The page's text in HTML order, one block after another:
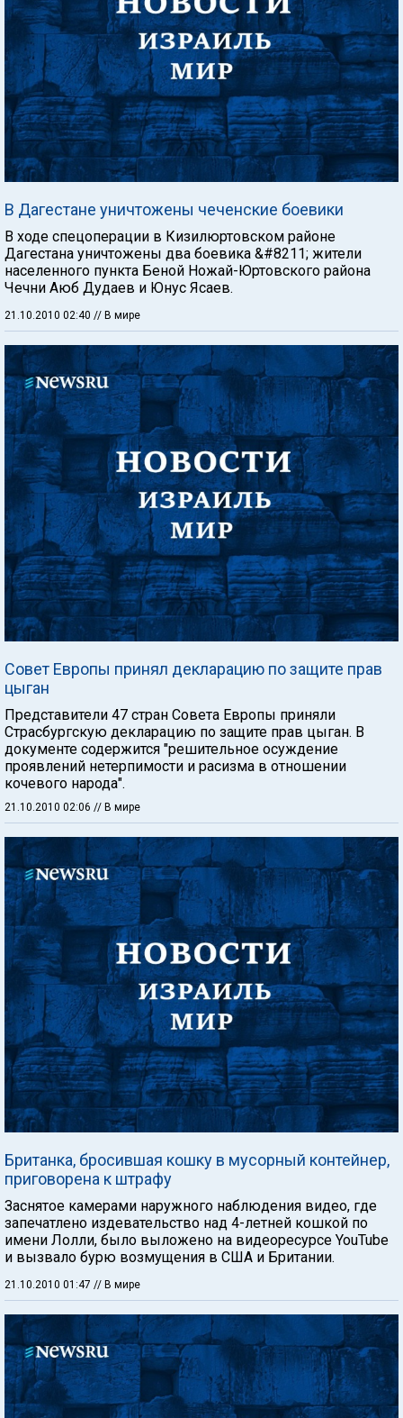
В Дагестане уничтожены чеченские боевики
В ходе спецоперации в Кизилюртовском районе
Дагестана уничтожены два боевика &#8211; жители
населенного пункта Беной Ножай-Юртовского района
Чечни Аюб Дудаев и Юнус Ясаев.
21.10.2010 02:40 // В мире
Совет Европы принял декларацию по защите прав
цыган
Представители 47 стран Совета Европы приняли
Страсбургскую декларацию по защите прав цыган. В
документе содержится "решительное осуждение
проявлений нетерпимости и расизма в отношении
кочевого народа".
21.10.2010 02:06 // В мире
Британка, бросившая кошку в мусорный контейнер,
приговорена к штрафу
Заснятое камерами наружного наблюдения видео, где
запечатлено издевательство над 4-летней кошкой по
имени Лолли, было выложено на видеоресурсе YouTube
и вызвало бурю возмущения в США и Британии.
21.10.2010 01:47 // В мире